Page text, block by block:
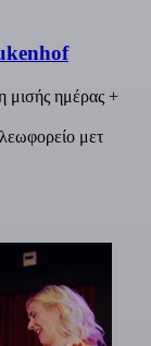
μισής ημέρας +
μετ